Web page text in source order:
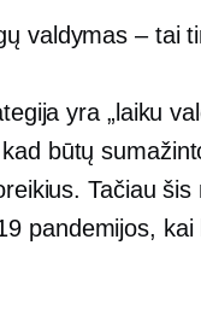
valdymas – tai
yra „laiku
būtų
Tačiau
pandemijos,